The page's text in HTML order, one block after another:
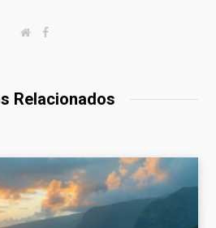
W
e
F
o
Relacionados